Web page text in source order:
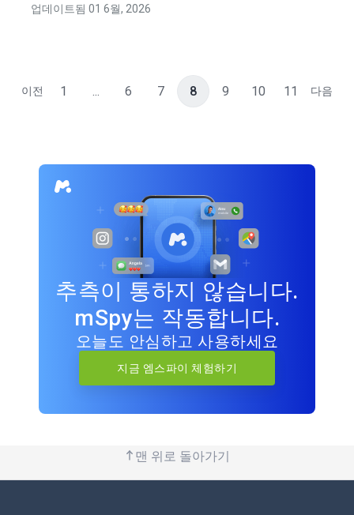
업데이트됨 01 6월, 2026
이전 1 ... 6 7 8 9 10 11 다음
추측이 통하지 않습니다.
mSpy는 작동합니다.
오늘도 안심하고 사용하세요
지금 엠스파이 체험하기
맨 위로 돌아가기